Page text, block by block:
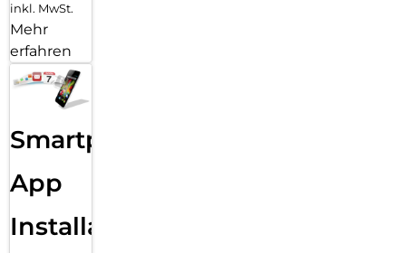
inkl. MwSt.
Mehr
erfahren
Smartphone
App
Installation